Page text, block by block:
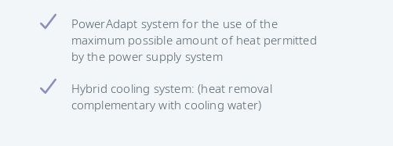
PowerAdapt system for the use of the
maximum possible amount of heat permitted
by the power supply system
Hybrid cooling system: (heat removal
complementary with cooling water)